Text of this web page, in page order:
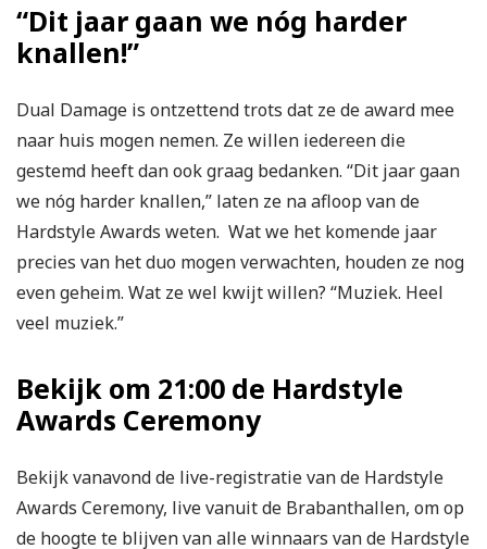
“Dit jaar gaan we nóg harder
knallen!”
Dual Damage is ontzettend trots dat ze de award mee
naar huis mogen nemen. Ze willen iedereen die
gestemd heeft dan ook graag bedanken. “Dit jaar gaan
we nóg harder knallen,” laten ze na afloop van de
Hardstyle Awards weten. Wat we het komende jaar
precies van het duo mogen verwachten, houden ze nog
even geheim. Wat ze wel kwijt willen? “Muziek. Heel
veel muziek.”
Bekijk om 21:00 de Hardstyle
Awards Ceremony
Bekijk vanavond de live-registratie van de Hardstyle
Awards Ceremony, live vanuit de Brabanthallen, om op
de hoogte te blijven van alle winnaars van de Hardstyle